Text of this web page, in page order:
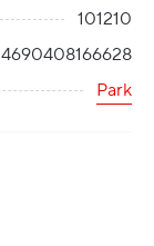
101210
4690408166628
Park